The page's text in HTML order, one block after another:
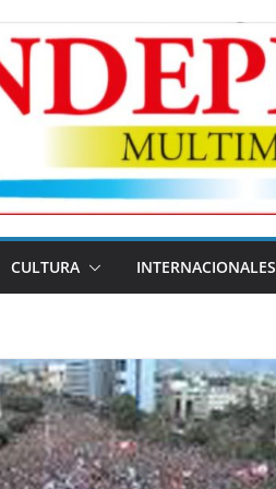
CULTURA INTERNACIONALES